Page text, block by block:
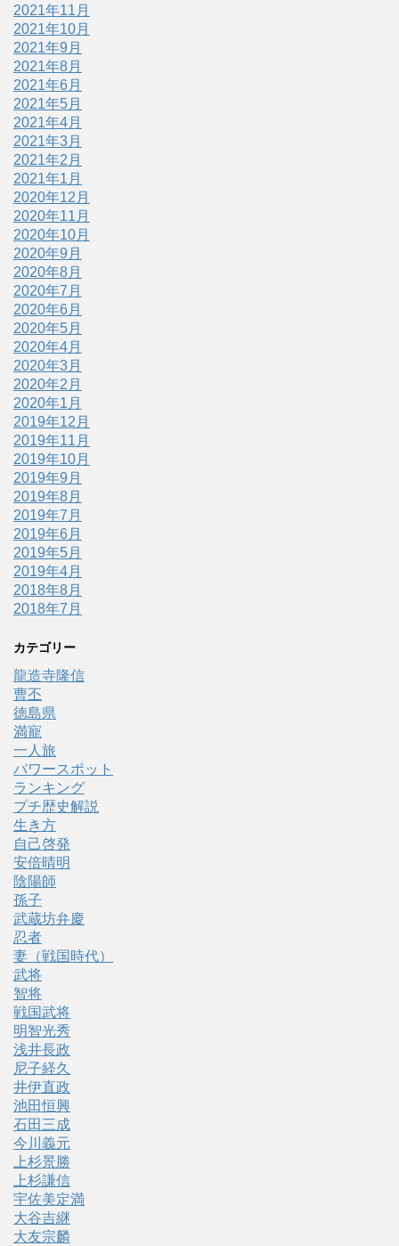
2021年11月
2021年10月
2021年9月
2021年8月
2021年6月
2021年5月
2021年4月
2021年3月
2021年2月
2021年1月
2020年12月
2020年11月
2020年10月
2020年9月
2020年8月
2020年7月
2020年6月
2020年5月
2020年4月
2020年3月
2020年2月
2020年1月
2019年12月
2019年11月
2019年10月
2019年9月
2019年8月
2019年7月
2019年6月
2019年5月
2019年4月
2018年8月
2018年7月
カテゴリー
龍造寺隆信
曹丕
徳島県
満寵
一人旅
パワースポット
ランキング
プチ歴史解説
生き方
自己啓発
安倍晴明
陰陽師
孫子
武蔵坊弁慶
忍者
妻（戦国時代）
武将
智将
戦国武将
明智光秀
浅井長政
尼子経久
井伊直政
池田恒興
石田三成
今川義元
上杉景勝
上杉謙信
宇佐美定満
大谷吉継
大友宗麟